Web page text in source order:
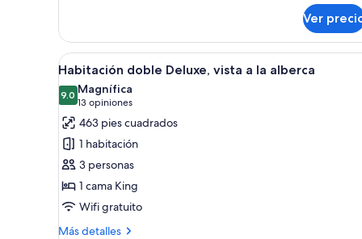
and
Daily
Beers
Pool
View
with
Bath
Daily
Beers
Ver
Abrir
todas
las
fotos
de
Habitación
doble
Deluxe,
vista
a
Una habitación de hotel con
7
Habitación doble Deluxe, vista a la alberca
9.09.0 de 10
Magnífica
13 opiniones
(13
opiniones)
463 pies cuadrados
1 habitación
3 personas
1 cama King
Wifi gratuito
Más detalles
Más